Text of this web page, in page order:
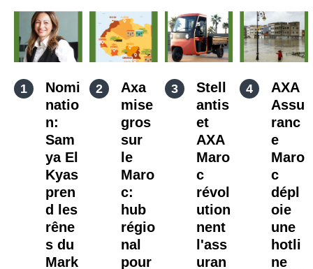
Nomi
natio
n:
Sam
ya El
Kyas
pren
d les
rêne
s du
Mark
Axa
mise
gros
sur
le
Maro
c:
hub
régio
nal
pour
Stell
antis
et
AXA
Maro
c
révol
ution
nent
l'ass
uran
AXA
Assu
ranc
e
Maro
c
dépl
oie
une
hotli
ne